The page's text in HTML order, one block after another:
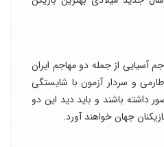
توجه حضور ۵ مهاجم آسیایی از جمله دو مهاجم ایران
و سردار آزمون با شایستگی
داشته باشند و باید دید این دو
جهان خواهند آورد.